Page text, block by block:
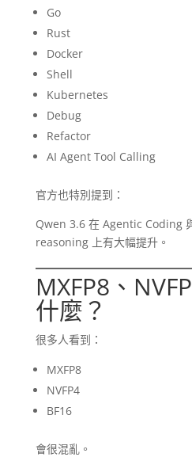
Go
Rust
Docker
Shell
Kubernetes
Debug
Refactor
AI Agent Tool Calling
官方也特別提到：
Qwen 3.6 在 Agentic Coding
reasoning 上有大幅提升。
MXFP8、
什麼？
很多人看到：
MXFP8
NVFP4
BF16
會很混亂。